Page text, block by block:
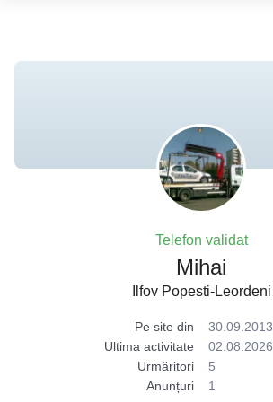
Telefon validat
Mihai
Ilfov Popesti-Leordeni
Pe site din
30.09.2013
Ultima activitate
02.08.2026
Urmăritori
5
Anunțuri
1